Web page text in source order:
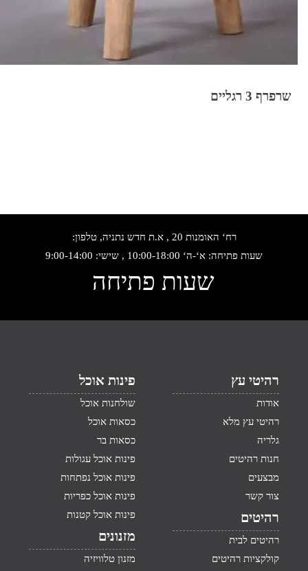
שרפרף 3 רגליים
רח‘ האומנות 20 , א.ת חדש נתניה, טלפון:
שעות פתיחה: א‘-ה‘ 10:00-18:00 , שישי: 9:00-14:00
שעות פתיחה
רהיטי עץ
אודות
רהיטי עץ מלא
גלריה
חנות רהיטים
מבצעים
צור קשר
רהיטים
רהיטים לבית
קולקציות רהיטים
פינות אוכל
שולחנות אוכל
כסאות אוכל
כסאות בר
פינות אוכל עגולות
פינות אוכל נפתחות
פינות אוכל כפריות
פינות אוכל קטנות
מזנונים
מזנון טלוויזיה